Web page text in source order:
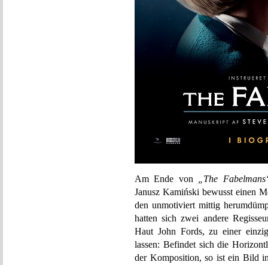
Am Ende von
„The
Janusz Kamiński bewusst einen
den unmotiviert mittig
hatten sich zwei andere
Haut John Fords, zu einer
lassen: Befindet sich die
der Komposition, so ist ein Bild